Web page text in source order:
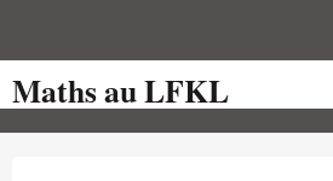
Page d'accueil
Pour les Profs
Maths au LFKL